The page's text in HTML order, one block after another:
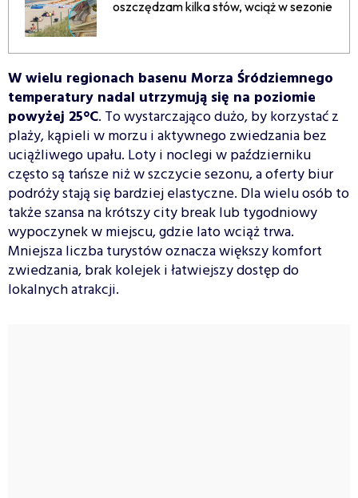
oszczędzam kilka stów, wciąż w sezonie
W wielu regionach basenu Morza Śródziemnego
temperatury nadal utrzymują się na poziomie
powyżej 25°C. To wystarczająco dużo, by korzystać z
plaży, kąpieli w morzu i aktywnego zwiedzania bez
uciążliwego upału. Loty i noclegi w październiku
często są tańsze niż w szczycie sezonu, a oferty biur
podróży stają się bardziej elastyczne. Dla wielu osób to
także szansa na krótszy city break lub tygodniowy
wypoczynek w miejscu, gdzie lato wciąż trwa.
Mniejsza liczba turystów oznacza większy komfort
zwiedzania, brak kolejek i łatwiejszy dostęp do
lokalnych atrakcji.